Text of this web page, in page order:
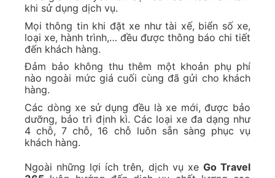
khi sử dụng dịch vụ.
Mọi thông tin khi đặt xe như tài xế, biển số xe,
loại xe, hành trình,… đều được thông báo chi tiết
đến khách hàng.
Đảm bảo không thu thêm một khoản phụ phí
nào ngoài mức giá cuối cùng đã gửi cho khách
hàng.
Các dòng xe sử dụng đều là xe mới, được bảo
dưỡng, bảo trì định kì. Các loại xe đa dạng như
4 chỗ, 7 chỗ, 16 chỗ luôn sẵn sàng phục vụ
khách hàng.
Ngoài những lợi ích trên, dịch vụ xe Go Travel